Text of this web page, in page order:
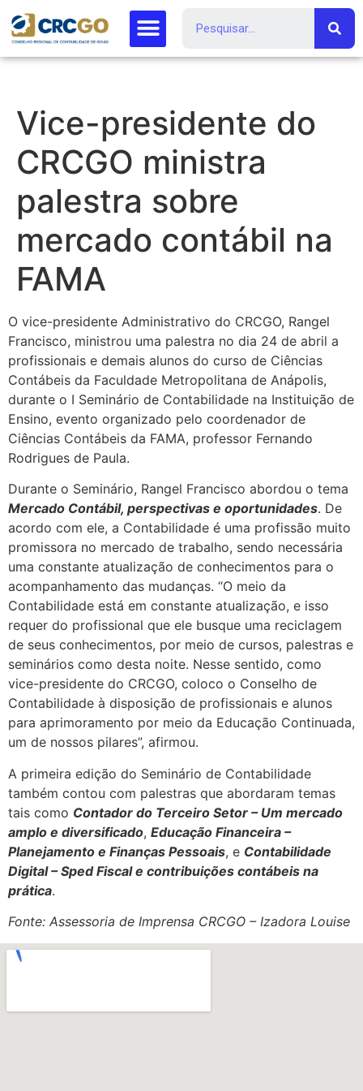
Vice-presidente do
CRCGO ministra
palestra sobre
mercado contábil na
FAMA
O vice-presidente Administrativo do CRCGO, Rangel
Francisco, ministrou uma palestra no dia 24 de abril a
profissionais e demais alunos do curso de Ciências
Contábeis da Faculdade Metropolitana de Anápolis,
durante o I Seminário de Contabilidade na Instituição de
Ensino, evento organizado pelo coordenador de
Ciências Contábeis da FAMA, professor Fernando
Rodrigues de Paula.
Durante o Seminário, Rangel Francisco abordou o tema
Mercado Contábil, perspectivas e oportunidades. De
acordo com ele, a Contabilidade é uma profissão muito
promissora no mercado de trabalho, sendo necessária
uma constante atualização de conhecimentos para o
acompanhamento das mudanças. “O meio da
Contabilidade está em constante atualização, e isso
requer do profissional que ele busque uma reciclagem
de seus conhecimentos, por meio de cursos, palestras e
seminários como desta noite. Nesse sentido, como
vice-presidente do CRCGO, coloco o Conselho de
Contabilidade à disposição de profissionais e alunos
para aprimoramento por meio da Educação Continuada,
um de nossos pilares”, afirmou.
A primeira edição do Seminário de Contabilidade
também contou com palestras que abordaram temas
tais como Contador do Terceiro Setor – Um mercado
amplo e diversificado, Educação Financeira –
Planejamento e Finanças Pessoais, e Contabilidade
Digital – Sped Fiscal e contribuições contábeis na
prática.
Fonte: Assessoria de Imprensa CRCGO – Izadora Louise